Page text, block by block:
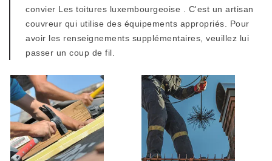
convier Les toitures luxembourgeoise . C'est un artisan
couvreur qui utilise des équipements appropriés. Pour
avoir les renseignements supplémentaires, veuillez lui
passer un coup de fil.